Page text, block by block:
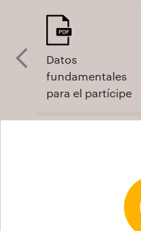
Datos
fundamentales
para el partícipe